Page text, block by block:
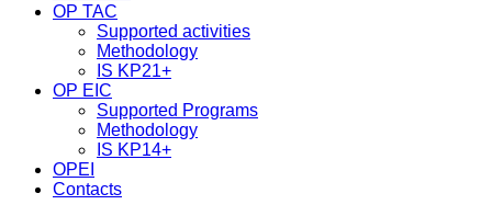
OP TAC
Supported activities
Methodology
IS KP21+
OP EIC
Supported Programs
Methodology
IS KP14+
OPEI
Contacts